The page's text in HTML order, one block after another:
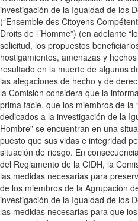
investigación de la Igualdad de los
(“Ensemble des Citoyens
Droits de l´Homme”) (en adelante
solicitud, los propuestos
hostigamientos, amenazas y
resultado en la muerte de algunos
las alegaciones de hecho y de
la Comisión considera que la
prima facie, que los miembros de la
dedicados a la investigación de la
Hombre” se encuentran en una
puesto que sus vidas e integridad
situación de riesgo. En
del Reglamento de la CIDH, la
las medidas necesarias para
de los miembros de la Agrupación
investigación de la Igualdad de los
las medidas necesarias para que